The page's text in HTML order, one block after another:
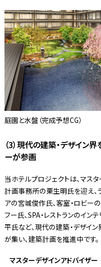
庭園と水盤（完成予想CG）
（3）現代の建築・デザイン
ーが参画
当ホテルプロジェクトは、マス
計画事務所の栗生明氏を迎え、
アの宮城俊作氏、客室・ロビー
フー氏、SPA・レストランのイ
平氏など、現代の建築・デザイ
が集い、建築計画を推進中です。
マスターデザインアドバイザー